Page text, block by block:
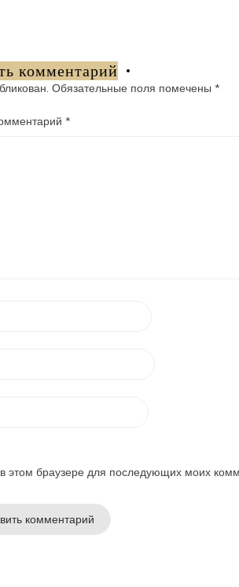
комментарий
Обязательные поля помечены *
*
этом браузере для последующих моих